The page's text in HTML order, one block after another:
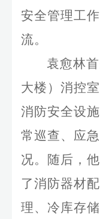
安全管理工
流。
袁愈林
大楼）消控
消防安全设
常巡查、应
况。随后，
了消防器材
理、冷库存